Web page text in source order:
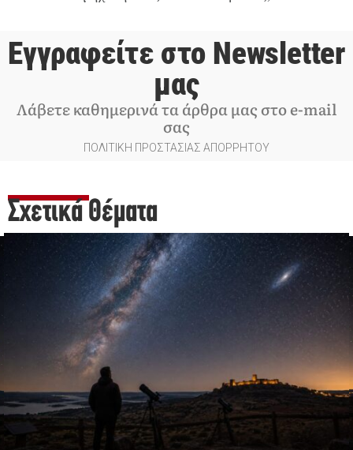
Εγγραφείτε στο Newsletter
μας
Λάβετε καθημερινά τα άρθρα μας στο e-mail
σας
ΠΟΛΙΤΙΚΗ ΠΡΟΣΤΑΣΙΑΣ ΑΠΟΡΡΗΤΟΥ
Σχετικά Θέματα